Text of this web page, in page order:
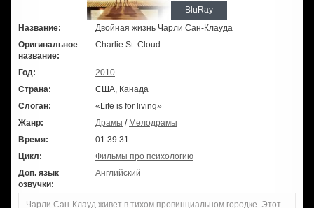
BluRay
Название:
Двойная жизнь Чарли Сан-Клауда
Оригинальное
название:
Charlie St. Cloud
Год:
2010
Страна:
США, Канада
Слоган:
«Life is for living»
Жанр:
Драмы / Мелодрамы
Время:
01:39:31
Цикл:
Фильмы про психологию
Доп. язык
озвучки:
Английский
Чарли Сан-Клауд живет в тихом провинциальном городке. Этот